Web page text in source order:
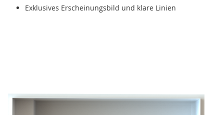
Exklusives Erscheinungsbild und klare Linien